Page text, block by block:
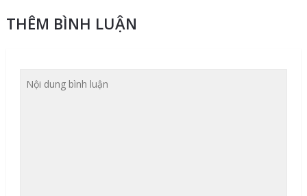
THÊM BÌNH LUẬN